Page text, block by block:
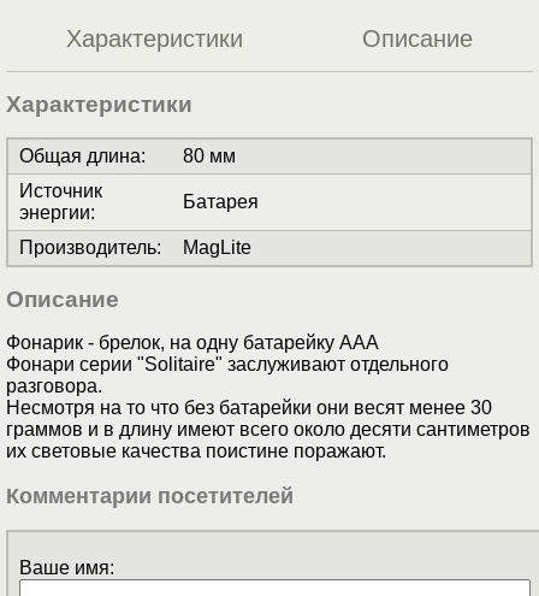
Характеристики Описание
Характеристики
Общая длина:
80 мм
Источник
энергии:
Батарея
Производитель: MagLite
Описание
Фонарик - брелок, на одну батарейку ААА
Фонари серии "Solitaire" заслуживают отдельного
разговора.
Несмотря на то что без батарейки они весят менее 30
граммов и в длину имеют всего около десяти сантиметров
их световые качества поистине поражают.
Комментарии посетителей
Ваше имя: